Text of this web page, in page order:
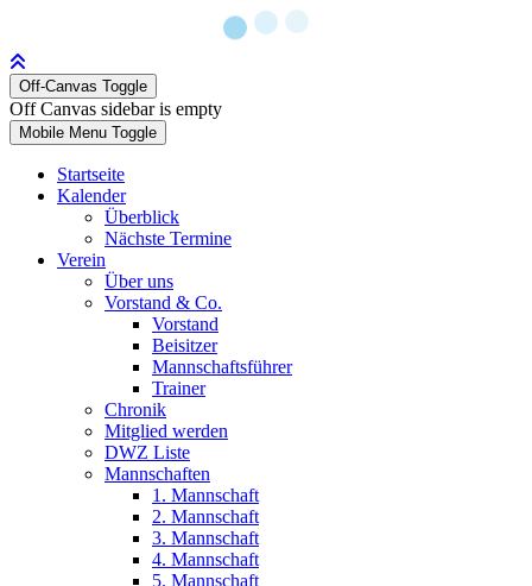
Off-Canvas Toggle
Off Canvas sidebar is empty
Mobile Menu Toggle
Startseite
Kalender
Überblick
Nächste Termine
Verein
Über uns
Vorstand & Co.
Vorstand
Beisitzer
Mannschaftsführer
Trainer
Chronik
Mitglied werden
DWZ Liste
Mannschaften
1. Mannschaft
2. Mannschaft
3. Mannschaft
4. Mannschaft
5. Mannschaft